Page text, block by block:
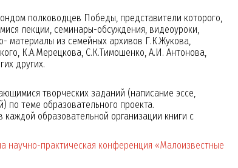
полководцев Победы, представители которого,
лекции, семинары-обсуждения, видеоуроки,
материалы из семейных архивов Г.К.Жукова,
К.А.Мерецкова, С.К.Тимошенко, А.И. Антонова,
других.
творческих заданий (написание эссе,
по теме образовательного проекта.
образовательной организации книги с
научно-практическая конференция «Малоизвестные